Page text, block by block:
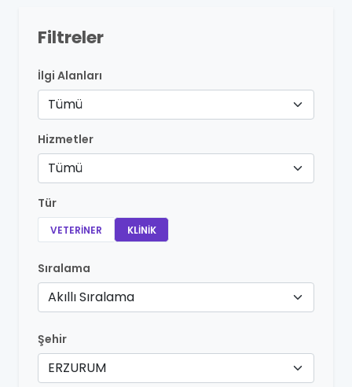
Filtreler
İlgi Alanları
Tümü
Hizmetler
Tümü
Tür
VETERINER KLINIK
Sıralama
Akıllı Sıralama
Şehir
ERZURUM